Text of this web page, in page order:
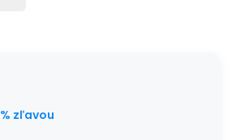
zľavou